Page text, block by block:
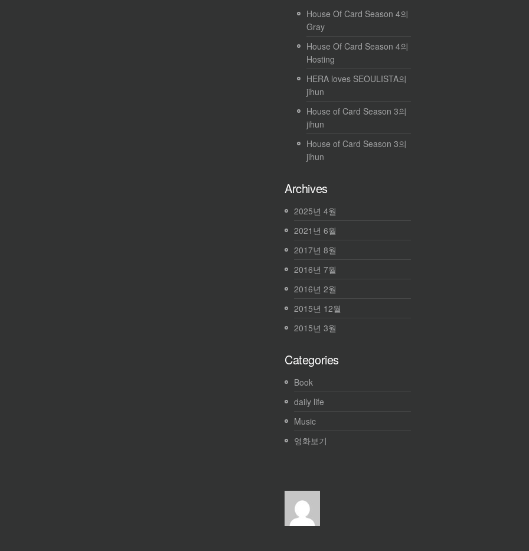
House Of Card Season 4의
Gray
House Of Card Season 4의
Hosting
HERA loves SEOULISTA의
jihun
House of Card Season 3의
jihun
House of Card Season 3의
jihun
Archives
2025년 4월
2021년 6월
2017년 8월
2016년 7월
2016년 2월
2015년 12월
2015년 3월
Categories
Book
daily life
Music
영화보기